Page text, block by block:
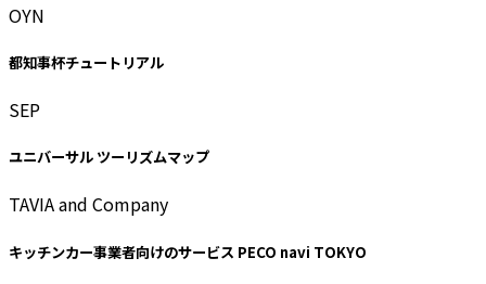
OYN
都知事杯チュートリアル
SEP
ユニバーサル ツーリズムマップ
TAVIA and Company
キッチンカー事業者向けのサービス PECO navi TOKYO